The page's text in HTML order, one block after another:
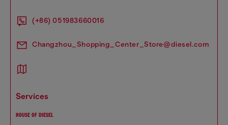
(+86) 051983660016
Changzhou_Shopping_Center_Store@diesel.com
services
HOUSE OF DIESEL